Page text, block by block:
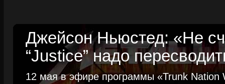
Джейсон Ньюстед: «Не
“Justice” надо
12 мая в эфире программы «Trunk Nation